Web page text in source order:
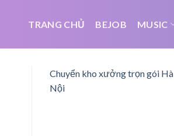
TRANG CHỦ BEJOB MUSIC
Chuyển kho xưởng trọn gói Hà
Nội